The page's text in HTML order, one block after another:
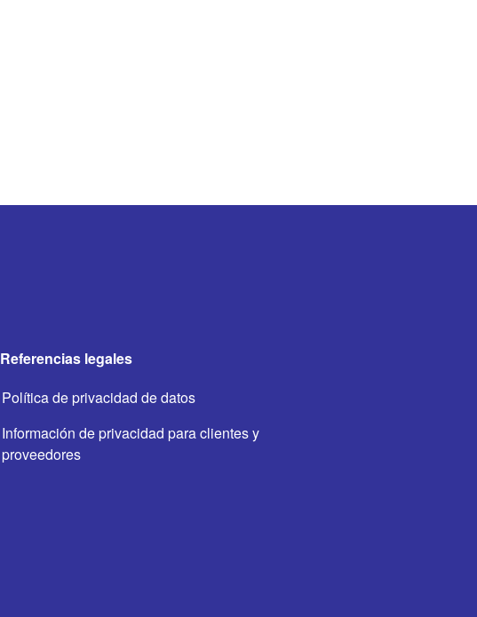
Referencias legales
Política de privacidad de datos
Información de privacidad para clientes y
proveedores